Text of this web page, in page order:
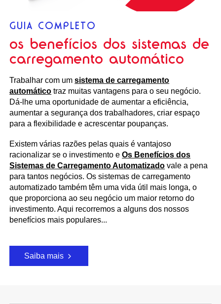
GUIA COMPLETO
os benefícios dos sistemas de
carregamento automático
Trabalhar com umsistema de carregamento
automático traz muitas vantagens para o seu negócio.
Dá-lhe uma oportunidade de aumentar a eficiência,
aumentar a segurança dos trabalhadores, criar espaço
para a flexibilidade e acrescentar poupanças.
Existem várias razões pelas quais é vantajoso
racionalizar se o investimento eOs Benefícios dos
Sistemas de Carregamento Automatizado vale a pena
para tantos negócios. Os sistemas de carregamento
automatizado também têm uma vida útil mais longa, o
que proporciona ao seu negócio um maior retorno do
investimento. Aqui recorremos a alguns dos nossos
benefícios mais populares...
Saiba mais